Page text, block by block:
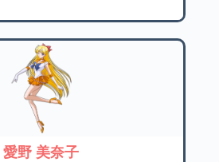
愛野 美奈子